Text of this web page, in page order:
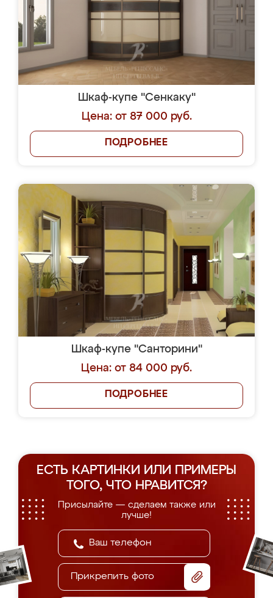
Шкаф-купе "Сенкаку"
Цена: от 87 000 руб.
ПОДРОБНЕЕ
Шкаф-купе "Санторини"
Цена: от 84 000 руб.
ПОДРОБНЕЕ
ЕСТЬ КАРТИНКИ ИЛИ ПРИМЕРЫ
ТОГО, ЧТО НРАВИТСЯ?
Присылайте — сделаем также или
лучше!
Прикрепить фото